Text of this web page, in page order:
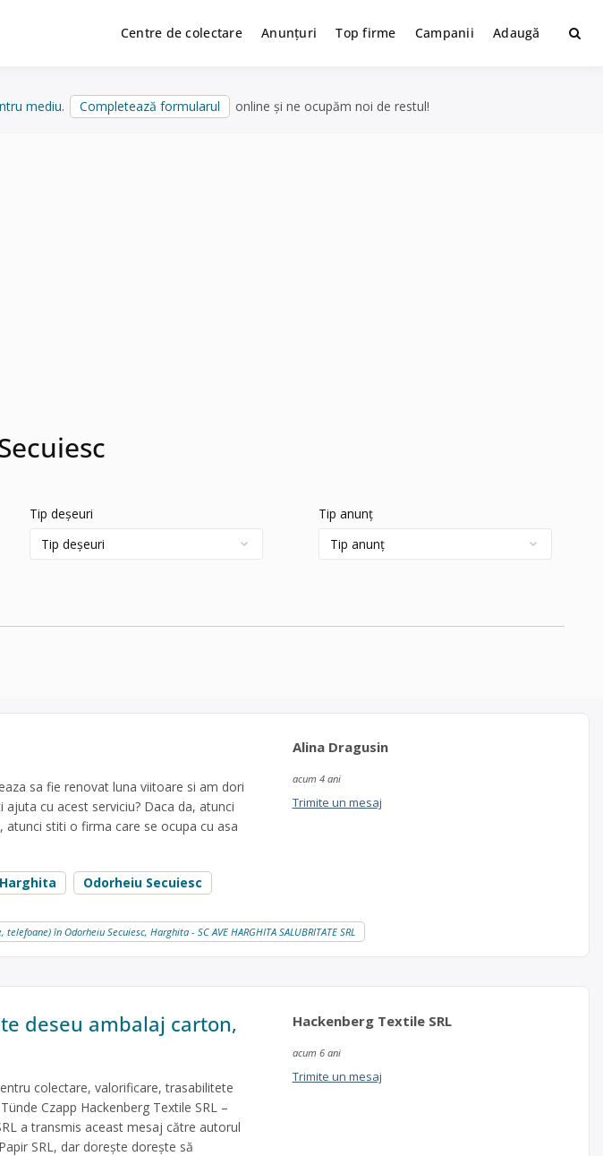
Centre de colectare Anunțuri Top firme Campanii Adaugă
mediu. Completează formularul online și ne ocupăm noi de restul!
Tip deșeuri Tip anunț
sa fie renovat luna viitoare si am dori
cu acest serviciu? Daca da, atunci
atunci stiti o firma care se ocupa cu asa
Odorheiu Secuiesc
Alina Dragusin
acum 4 ani
Trimite un mesaj
în Odorheiu Secuiesc, Harghita - SC AVE HARGHITA SALUBRITATE SRL
deseu ambalaj carton,
colectare, valorificare, trasabilitete
Czapp Hackenberg Textile SRL –
a transmis aceast mesaj către autorul
SRL, dar dorește dorește să
Hackenberg Textile SRL
acum 6 ani
Trimite un mesaj